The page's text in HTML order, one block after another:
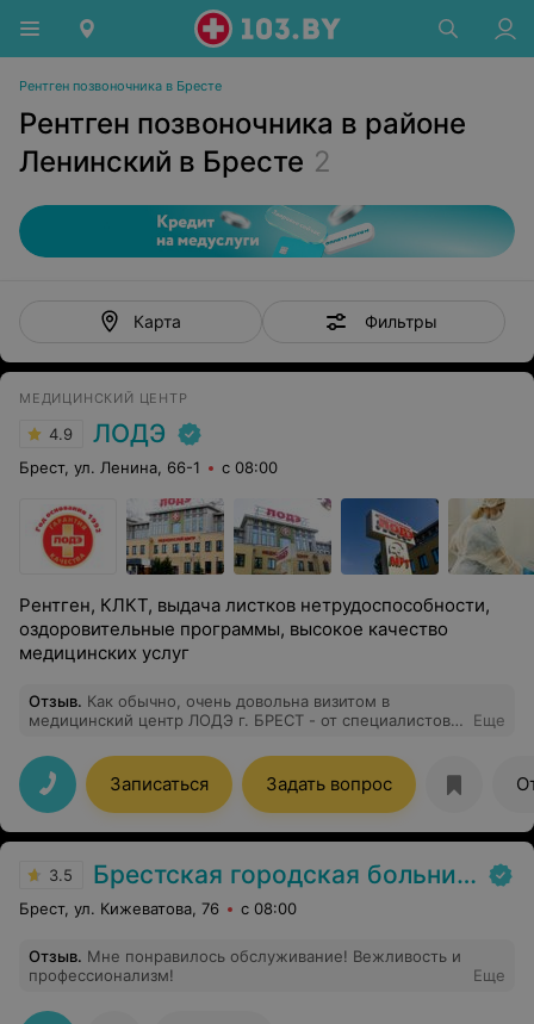
Рентген позвоночника в Бресте
Рентген позвоночника в районе
Ленинский в Бресте 2
Карта Фильтры
МЕДИЦИНСКИЙ ЦЕНТР
4.9 ЛОДЭ
Брест, ул. Ленина, 66-1 с 08:00
Рентген, КЛКТ, выдача листков нетрудоспособности,
оздоровительные программы, высокое качество
медицинских услуг
Отзыв. Как обычно, очень довольна визитом в
медицинский центр ЛОДЭ г. БРЕСТ - от специалистов
Особая благодарность травматологу-ортопеду
Веренич Алле Евгеньевне за создание атмосферы
доброжелательности и полного доверия, за её
компетентность и профессионализм от постановки
диагноза до назначения лечения.
Еще
Записаться Задать вопрос
3.5 Брестская городская больница № 1
Брест, ул. Кижеватова, 76 с 08:00
Отзыв. Мне понравилось обслуживание! Вежливость и
профессионализм!
Еще